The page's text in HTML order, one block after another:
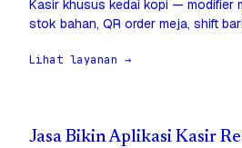
Kasir khusus kedai kopi — modifier
stok bahan, QR order meja, shift
Lihat layanan →
Jasa Bikin Aplikasi Kasir